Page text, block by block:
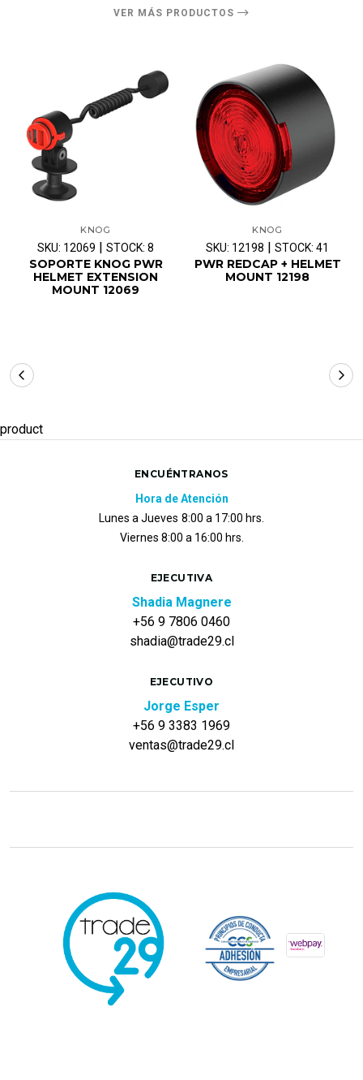
VER MÁS PRODUCTOS
KNOG
SKU: 12069 | STOCK: 8
SOPORTE KNOG PWR
HELMET EXTENSION
MOUNT 12069
KNOG
SKU: 12198 | STOCK: 41
PWR REDCAP + HELMET
MOUNT 12198
product
ENCUÉNTRANOS
Hora de Atención
Lunes a Jueves 8:00 a 17:00 hrs.
Viernes 8:00 a 16:00 hrs.
EJECUTIVA
Shadia Magnere
+56 9 7806 0460
shadia@trade29.cl
EJECUTIVO
Jorge Esper
+56 9 3383 1969
ventas@trade29.cl